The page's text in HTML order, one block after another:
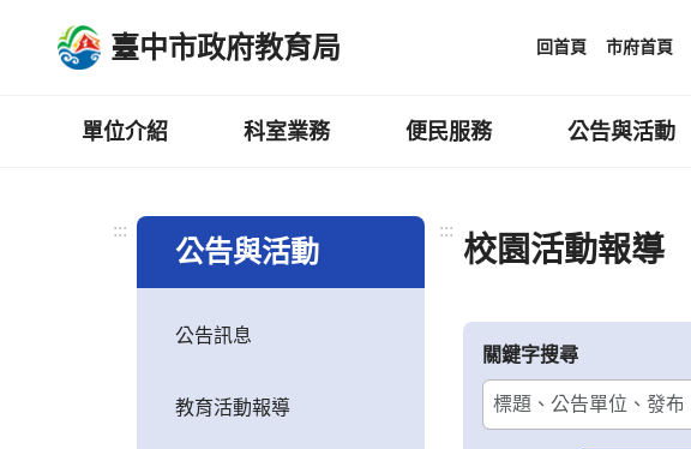
臺中市政府教育局 回首頁 市府首頁
單位介紹 科室業務 便民服務 公告與活動
:::
公告與活動
公告訊息
教育活動報導
:::
校園活動報導
關鍵字搜尋